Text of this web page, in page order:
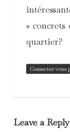
« concrets
quartier?
Connectez-vous
Leave a Reply